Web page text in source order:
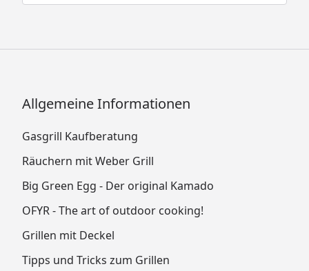
Allgemeine Informationen
Gasgrill Kaufberatung
Räuchern mit Weber Grill
Big Green Egg - Der original Kamado
OFYR - The art of outdoor cooking!
Grillen mit Deckel
Tipps und Tricks zum Grillen